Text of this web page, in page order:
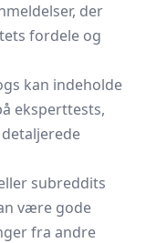
der
fordele og
kan indeholde
eksperttests,
subreddits
være gode
fra andre